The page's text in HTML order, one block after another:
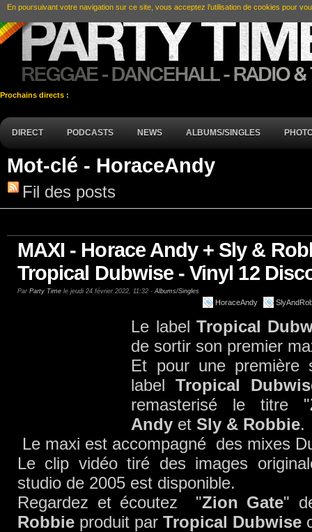
Prochains directs :
DIRECT PODCASTS NEWS ALBUMS/SINGLES
Mot-clé - HoraceAndy
Fil des posts
MAXI - Horace Andy + Sly &
Tropical Dubwise - Vinyl 12
Par Party Time le jeudi 24 février 2022, 11:32 -Albums/Singles
HoraceAndy
Le label Tropical
de sortir son premier
Et pour une première
labelTropical
remasterisé le titre "
Andy et Sly & Robbie.
Le maxi est accompagné des mixes
Le clip vidéo tiré des images
studio de 2005 est disponible.
Regardez et écoutez "Zion Gate"
Robbie produit par Tropical Dubwise
En poursuivant votre navigation sur ce site, vous acceptez l’utilisation de cookies pour